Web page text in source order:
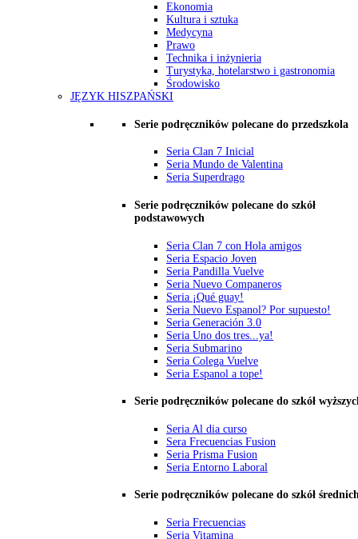
Ekonomia
Kultura i sztuka
Medycyna
Prawo
Technika i inżynieria
Turystyka, hotelarstwo i gastronomia
Środowisko
JĘZYK HISZPAŃSKI
Serie podręczników polecane do przedszkola
Seria Clan 7 Inicial
Seria Mundo de Valentina
Seria Superdrago
Serie podręczników polecane do szkół
podstawowych
Seria Clan 7 con Hola amigos
Seria Espacio Joven
Seria Pandilla Vuelve
Seria Nuevo Companeros
Seria ¡Qué guay!
Seria Nuevo Espanol? Por supuesto!
Seria Generación 3.0
Seria Uno dos tres...ya!
Seria Submarino
Seria Colega Vuelve
Seria Espanol a tope!
Serie podręczników polecane do szkół
Seria Al dia curso
Sera Frecuencias Fusion
Seria Prisma Fusion
Seria Entorno Laboral
Serie podręczników polecane do szkół
Seria Frecuencias
Seria Vitamina